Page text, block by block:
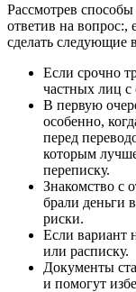
Рассмотрев
ответив на вопрос:,
сделать следующие
Если срочно
частных лиц с
В первую
особенно,
перед
которым
переписку.
Знакомство с
брали деньги
риски.
Если вариант
или расписку.
Документы
и помогут